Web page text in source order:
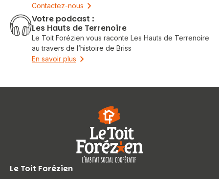
Contactez-nous
Votre podcast :
Les Hauts de Terrenoire
Le Toit Forézien vous raconte Les Hauts de Terrenoire
au travers de l’histoire de Briss
En savoir plus
Le Toit Forézien